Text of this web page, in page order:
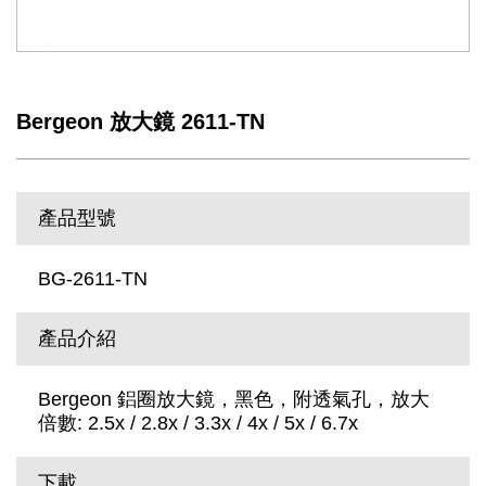
Bergeon 放大鏡 2611-TN
產品型號
BG-2611-TN
產品介紹
Bergeon 鋁圈放大鏡，黑色，附透氣孔，放大
倍數: 2.5x / 2.8x / 3.3x / 4x / 5x / 6.7x